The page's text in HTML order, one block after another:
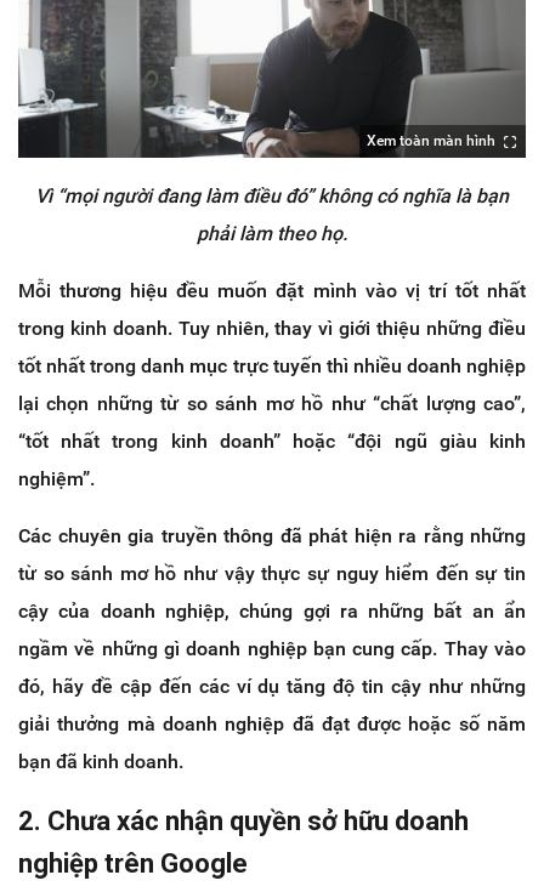
Xem toàn màn hình
Vì “mọi người đang làm điều đó” không có nghĩa là bạn
phải làm theo họ.
Mỗi thương hiệu đều muốn đặt mình vào vị trí tốt nhất
trong kinh doanh. Tuy nhiên, thay vì giới thiệu những điều
tốt nhất trong danh mục trực tuyến thì nhiều doanh nghiệp
lại chọn những từ so sánh mơ hồ như “chất lượng cao”,
“tốt nhất trong kinh doanh” hoặc “đội ngũ giàu kinh
nghiệm”.
Các chuyên gia truyền thông đã phát hiện ra rằng những
từ so sánh mơ hồ như vậy thực sự nguy hiểm đến sự tin
cậy của doanh nghiệp, chúng gợi ra những bất an ẩn
ngầm về những gì doanh nghiệp bạn cung cấp. Thay vào
đó, hãy đề cập đến các ví dụ tăng độ tin cậy như những
giải thưởng mà doanh nghiệp đã đạt được hoặc số năm
bạn đã kinh doanh.
2. Chưa xác nhận quyền sở hữu doanh
nghiệp trên Google